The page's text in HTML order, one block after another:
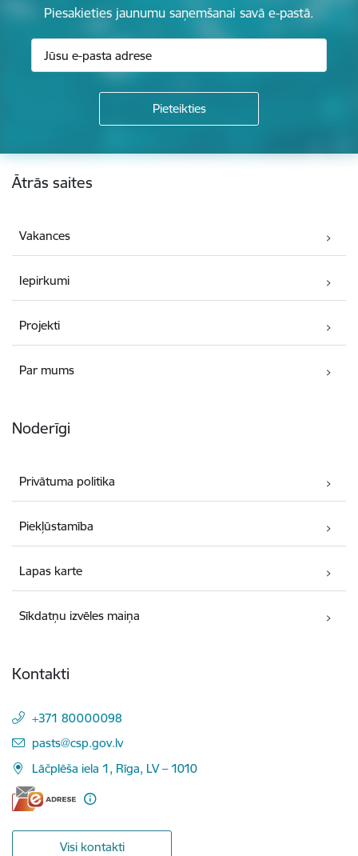
Piesakieties jaunumu saņemšanai savā e-pastā.
Kājene
Ātrās saites
Vakances
Iepirkumi
Projekti
Par mums
Noderīgi
Privātuma politika
Piekļūstamība
Lapas karte
Sīkdatņu izvēles maiņa
Kontakti
+371 80000098
E-pasts:
pasts@csp.gov.lv
Lāčplēša iela 1, Rīga, LV – 1010
Visi kontakti